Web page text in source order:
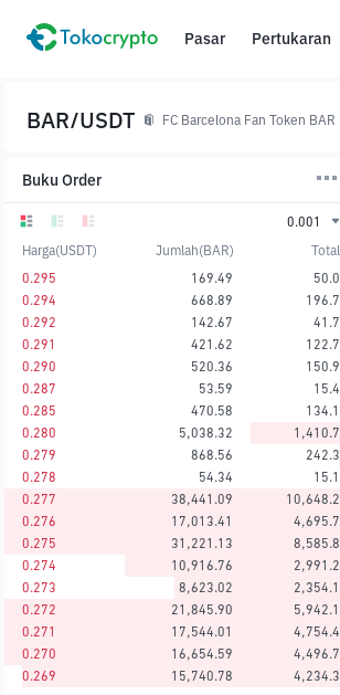
Pasar Pertukaran
Buku Order
0.001
Harga(USDT)
Jumlah(BAR)
Total
0.295
169.49
50.0
0.294
668.89
196.7
0.292
142.67
41.7
0.291
421.62
122.7
0.290
520.36
150.9
0.287
53.59
15.4
0.285
470.58
134.1
0.280
5,038.32
1,410.7
0.279
868.56
242.3
0.278
54.34
15.1
0.277
38,441.09
10,648.2
0.276
17,013.41
4,695.7
0.275
31,221.13
8,585.8
0.274
10,916.76
2,991.2
0.273
8,623.02
2,354.1
0.272
21,845.90
5,942.1
0.271
17,544.01
4,754.4
0.270
16,654.59
4,496.7
0.269
15,740.78 4,234.3
BAR/USDT FC Barcelona Fan Token BAR